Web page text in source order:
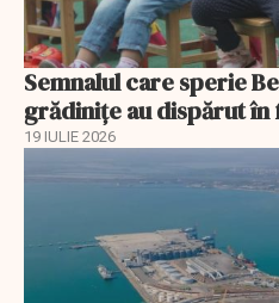
Semnalul care sperie
grădinițe au dispărut în
19 IULIE 2026